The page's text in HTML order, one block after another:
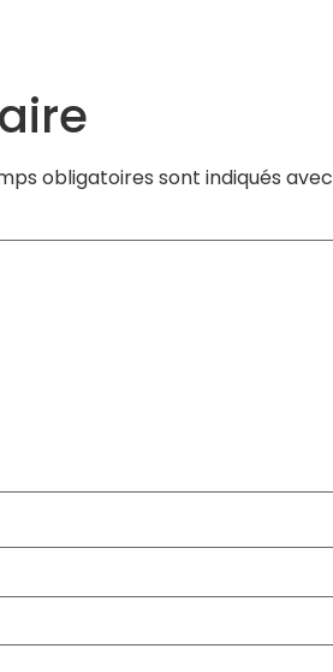
obligatoires sont indiqués avec